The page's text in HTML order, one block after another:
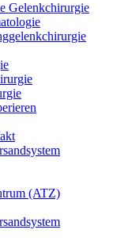
Gelenkchirurgie
(ATZ)